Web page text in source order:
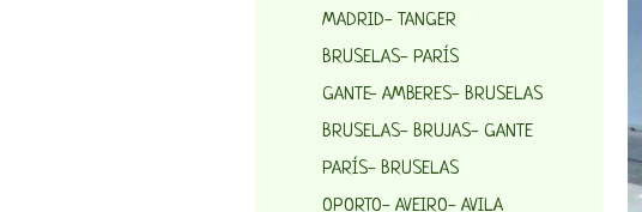
MADRID- TANGER
BRUSELAS- PARÍS
GANTE- AMBERES- BRUSELAS
BRUSELAS- BRUJAS- GANTE
PARÍS- BRUSELAS
OPORTO- AVEIRO- AVILA